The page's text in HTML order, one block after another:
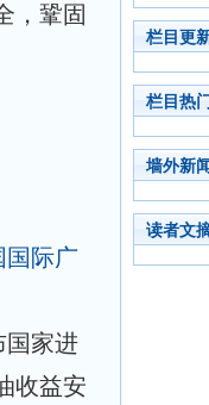
，鞏固
国际广
国家进
收益安
栏目更
栏目热
墙外新
读者文